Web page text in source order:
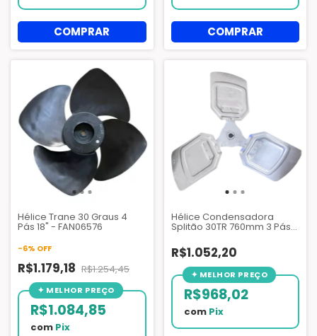
Hélice Trane 30 Graus 4
Pás 18" - FAN06576
-6% OFF
R$1.179,18 R$1.254,45
R$1.084,85
com Pix
Hélice Condensadora
Splitão 30TR 760mm 3 Pás
Alumínio - AZQ111
R$1.052,20
R$968,02
com Pix